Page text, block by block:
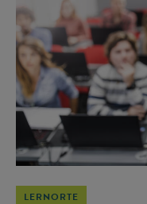
LERNORTE